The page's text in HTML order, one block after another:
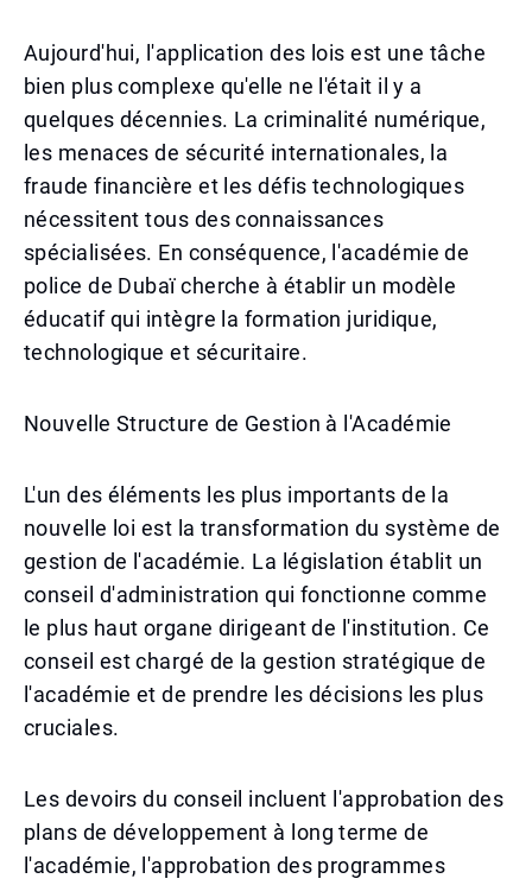
Aujourd'hui, l'application des lois est une tâche
bien plus complexe qu'elle ne l'était il y a
quelques décennies. La criminalité numérique,
les menaces de sécurité internationales, la
fraude financière et les défis technologiques
nécessitent tous des connaissances
spécialisées. En conséquence, l'académie de
police de Dubaï cherche à établir un modèle
éducatif qui intègre la formation juridique,
technologique et sécuritaire.
Nouvelle Structure de Gestion à l'Académie
L'un des éléments les plus importants de la
nouvelle loi est la transformation du système de
gestion de l'académie. La législation établit un
conseil d'administration qui fonctionne comme
le plus haut organe dirigeant de l'institution. Ce
conseil est chargé de la gestion stratégique de
l'académie et de prendre les décisions les plus
cruciales.
Les devoirs du conseil incluent l'approbation des
plans de développement à long terme de
l'académie, l'approbation des programmes